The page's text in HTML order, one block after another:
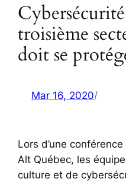
troisième
doit se
Mar 16, 2020/
Lors d’une
Alt Québec, les
culture et de